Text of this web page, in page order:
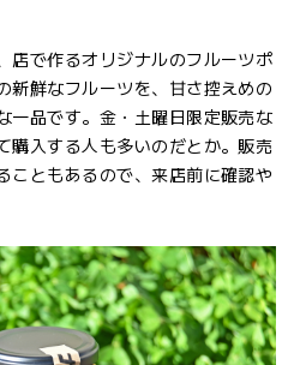
店で作るオリジナルのフルーツポ
新鮮なフルーツを、甘さ控えめの
一品です。金・土曜日限定販売な
購入する人も多いのだとか。販売
こともあるので、来店前に確認や